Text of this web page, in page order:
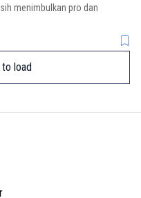
menimbulkan pro dan
load